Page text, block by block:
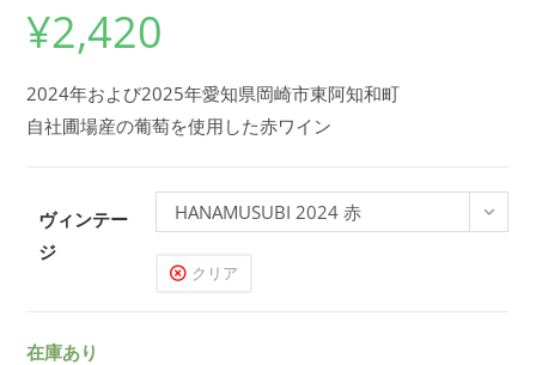
¥2,420
2024年および2025年愛知県岡崎市東阿知和町
自社圃場産の葡萄を使用した赤ワイン
ヴィンテー
ジ
HANAMUSUBI 2024 赤
クリア
在庫あり